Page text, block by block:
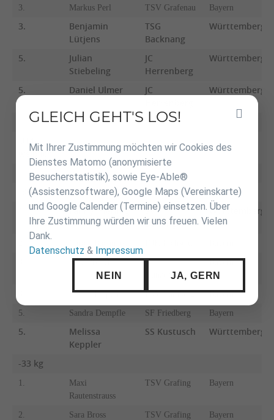
3. Markus Perl TSV Grafenau Bayern
3.
Benjamin
Lütjens
TSG
Backnang
Württemberg
5.
Julian
Stiebeling
JC
Herrenberg
Württemberg
5. Daniel Ulmer
JC
Württemberg
U14
weiblich
-30 kg
Fanny Hierling
SV
Böblingen
Württemberg
Julia Preller
JC
Gunzenhausen
Bayern
Lisa Schrepfer PSV Bamberg Bayern
5. Sandra Dempfle SF Friedberg Bayern
5.
Melissa
Keppler
SS Kustusch Württemberg
-33 kg
1.
Maxi
Rautenstrauss
TSV Grafing Bayern
2. Sara Bross TSV Grafing Bayern
Inhalt
GLEICH GEHT'S LOS!
Mit Ihrer Zustimmung möchten wir Cookies des
Dienstes Matomo (anonymisierte
Besucherstatistik), sowie Eye-Able®
(Assistenzsoftware), Google Maps (Vereinskarte)
und Google Calender (Termine) einsetzen. Über
Ihre Zustimmung würden wir uns freuen. Vielen
Dank.
Datenschutz & Impressum
NEIN JA, GERN